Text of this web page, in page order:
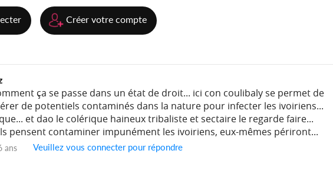
Créer votre compte
ça se passe dans un état de droit... ici con coulibaly se permet de
de potentiels contaminés dans la nature pour infecter les ivoiriens...
et dao le colérique haineux tribaliste et sectaire le regarde faire...
pensent contaminer impunément les ivoiriens, eux-mêmes périront...
ans Veuillez vous connecter pour répondre